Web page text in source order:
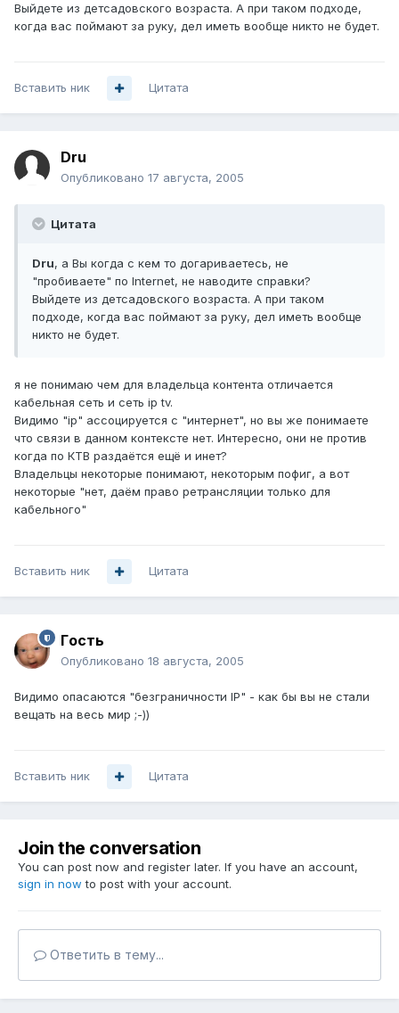
Выйдете из детсадовского возраста. А при таком подходе,
когда вас поймают за руку, дел иметь вообще никто не будет.
Вставить ник Цитата
Dru
Опубликовано 17 августа, 2005
Цитата
Dru, а Вы когда с кем то догариваетесь, не
"пробиваете" по Internet, не наводите справки?
Выйдете из детсадовского возраста. А при таком
подходе, когда вас поймают за руку, дел иметь вообще
никто не будет.
я не понимаю чем для владельца контента отличается
кабельная сеть и сеть ip tv.
Видимо "ip" ассоцируется с "интернет", но вы же понимаете
что связи в данном контексте нет. Интересно, они не против
когда по КТВ раздаётся ещё и инет?
Владельцы некоторые понимают, некоторым пофиг, а вот
некоторые "нет, даём право ретрансляции только для
кабельного"
Вставить ник Цитата
Гoсть
Опубликовано 18 августа, 2005
Видимо опасаются "безграничности IP" - как бы вы не стали
вещать на весь мир ;-))
Вставить ник Цитата
Join the conversation
You can post now and register later. If you have an account,
sign in now to post with your account.
Ответить в тему...